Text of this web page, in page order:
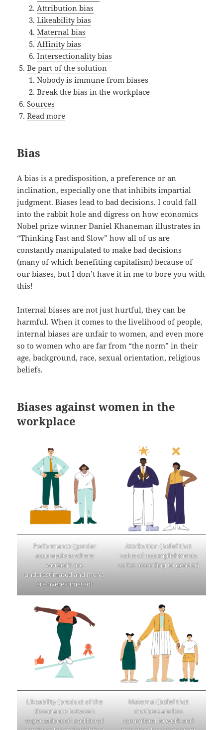
Attribution bias
Likeability bias
Maternal bias
Affinity bias
Intersectionality bias
Be part of the solution
Nobody is immune from biases
Break the bias in the workplace
Sources
Read more
Bias
A bias is a predisposition, a preference or an
inclination, especially one that inhibits impartial
judgment. Biases lead to bad decisions. I could fall
into the rabbit hole and digress on how economics
Nobel prize winner Daniel Khaneman illustrates in
“Thinking Fast and Slow” how all of us are
constantly manipulated to make bad decisions
(many of which benefiting capitalism) because of
our biases, but I don’t have it in me to bore you with
this!
Internal biases are not just hurtful, they can be
harmful. When it comes to the livelihood of people,
internal biases are unfair to women, and even more
so to women who are far from “the norm” in their
age, background, race, sexual orientation, religious
beliefs.
Biases against women in the
workplace
Performance (gender
assumptions where
women’s are
underestimated and men’s
are overestimated)
Attribution (belief that
value of accomplishments
varies according to gender)
Likeability (product of the
dissonance between
expectations of traditional
Maternal (belief that
mothers are less
committed to work and